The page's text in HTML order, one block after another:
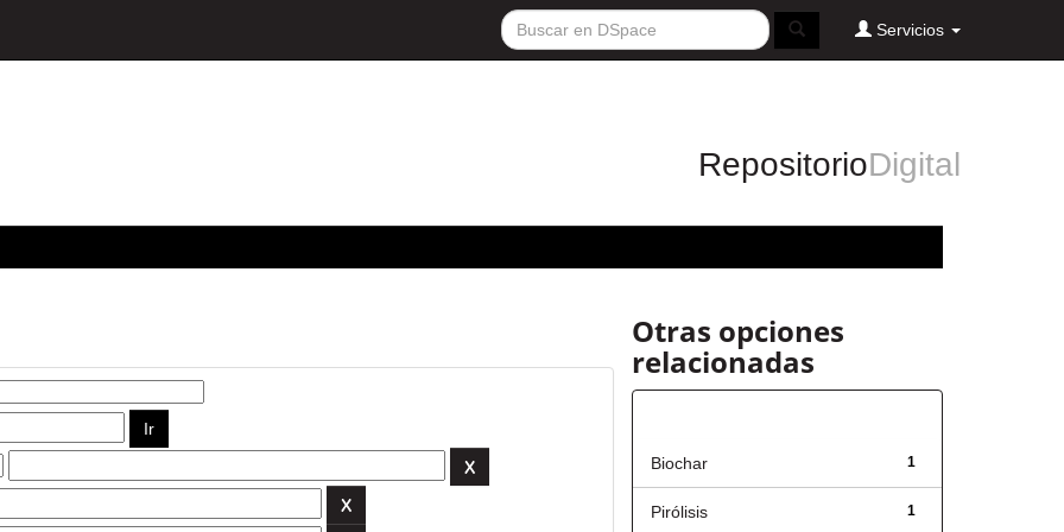
Servicios
RepositorioDigital
Otras opciones
relacionadas
1
Biochar
1
Pirólisis